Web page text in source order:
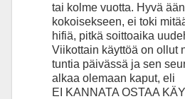
tai kolme vuotta. Hyvä
kokoisekseen, ei toki
hifiä, pitkä soittoaika
Viikottain käyttöä on ollut
tuntia päivässä ja sen
alkaa olemaan kaput, eli
EI KANNATA OSTAA